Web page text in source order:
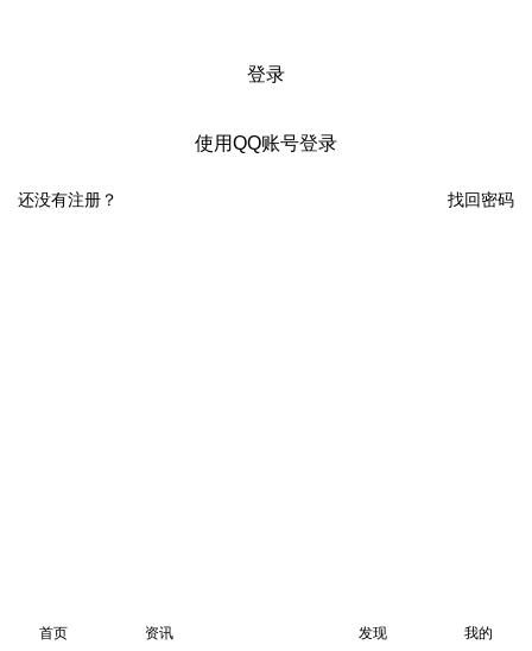
登录
使用QQ账号登录
找回密码
还没有注册？
首页 资讯 发现 我的